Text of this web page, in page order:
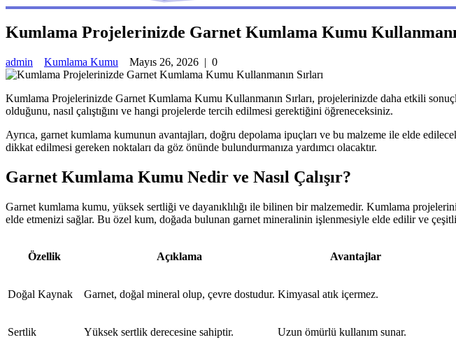
Kumlama Projelerinizde Garnet Kumlama Kumu
admin Kumlama Kumu Mayıs 26, 2026 | 0
Kumlama Projelerinizde Garnet Kumlama Kumu Kullanmanın Sırları, projelerinizde daha etkili
olduğunu, nasıl çalıştığını ve hangi projelerde tercih edilmesi gerektiğini öğreneceksiniz.
Ayrıca, garnet kumlama kumunun avantajları, doğru depolama ipuçları ve bu malzeme ile elde
dikkat edilmesi gereken noktaları da göz önünde bulundurmanıza yardımcı olacaktır.
Garnet Kumlama Kumu Nedir ve Nasıl Çalışır?
Garnet kumlama kumu, yüksek sertliği ve dayanıklılığı ile bilinen bir malzemedir. Kumlama
elde etmenizi sağlar. Bu özel kum, doğada bulunan garnet mineralinin işlenmesiyle elde edilir ve
Özellik Açıklama Avantajlar
Doğal Kaynak Garnet, doğal mineral olup, çevre dostudur. Kimyasal atık içermez.
Sertlik Yüksek sertlik derecesine sahiptir. Uzun ömürlü kullanım sunar.